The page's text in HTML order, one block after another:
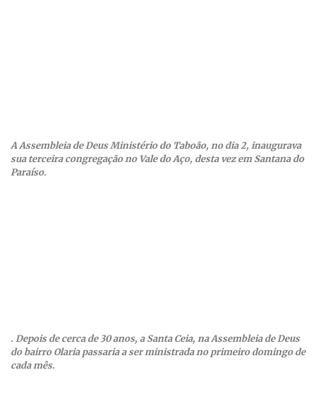
A Assembleia de Deus Ministério do Taboão, no dia 2, inaugurava
sua terceira congregação no Vale do Aço, desta vez em Santana do
Paraíso.
. Depois de cerca de 30 anos, a Santa Ceia, na Assembleia de Deus
do bairro Olaria passaria a ser ministrada no primeiro domingo de
cada mês.